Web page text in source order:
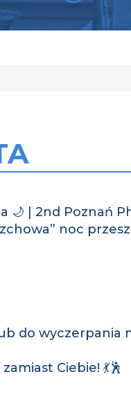
GLI
SH
🌙 | 2nd Poznań
noc
do wyczerpania
Ciebie! 💃🕺